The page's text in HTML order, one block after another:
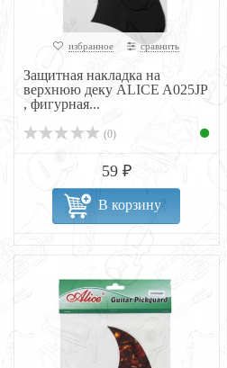
избранное сравнить
Защитная накладка на
верхнюю деку ALICE A025JP
, фигурная...
(0)
59 ₽
В корзину